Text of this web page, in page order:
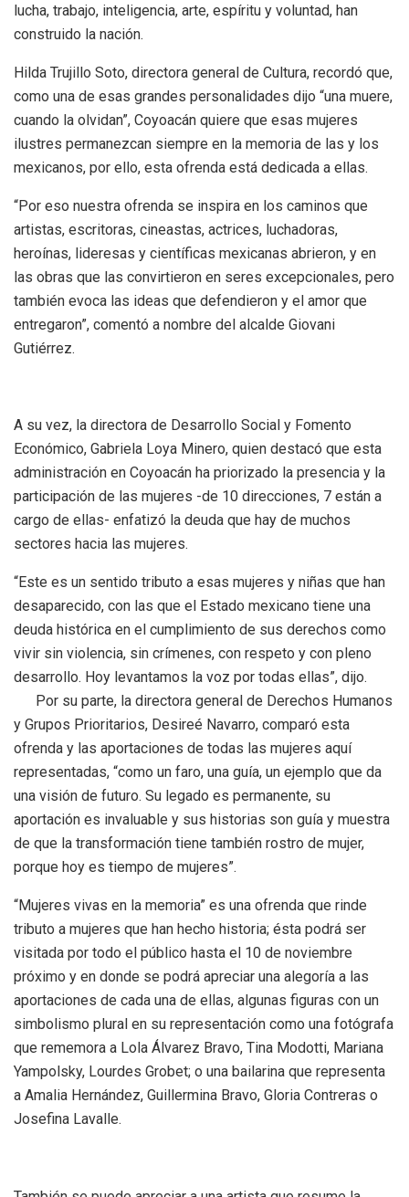
lucha, trabajo, inteligencia, arte, espíritu y voluntad, han
construido la nación.
Hilda Trujillo Soto, directora general de Cultura, recordó que,
como una de esas grandes personalidades dijo “una muere,
cuando la olvidan”, Coyoacán quiere que esas mujeres
ilustres permanezcan siempre en la memoria de las y los
mexicanos, por ello, esta ofrenda está dedicada a ellas.
“Por eso nuestra ofrenda se inspira en los caminos que
artistas, escritoras, cineastas, actrices, luchadoras,
heroínas, lideresas y científicas mexicanas abrieron, y en
las obras que las convirtieron en seres excepcionales, pero
también evoca las ideas que defendieron y el amor que
entregaron”, comentó a nombre del alcalde Giovani
Gutiérrez.
A su vez, la directora de Desarrollo Social y Fomento
Económico, Gabriela Loya Minero, quien destacó que esta
administración en Coyoacán ha priorizado la presencia y la
participación de las mujeres -de 10 direcciones, 7 están a
cargo de ellas- enfatizó la deuda que hay de muchos
sectores hacia las mujeres.
“Este es un sentido tributo a esas mujeres y niñas que han
desaparecido, con las que el Estado mexicano tiene una
deuda histórica en el cumplimiento de sus derechos como
vivir sin violencia, sin crímenes, con respeto y con pleno
desarrollo. Hoy levantamos la voz por todas ellas”, dijo.
Por su parte, la directora general de Derechos Humanos
y Grupos Prioritarios, Desireé Navarro, comparó esta
ofrenda y las aportaciones de todas las mujeres aquí
representadas, “como un faro, una guía, un ejemplo que da
una visión de futuro. Su legado es permanente, su
aportación es invaluable y sus historias son guía y muestra
de que la transformación tiene también rostro de mujer,
porque hoy es tiempo de mujeres”.
“Mujeres vivas en la memoria” es una ofrenda que rinde
tributo a mujeres que han hecho historia; ésta podrá ser
visitada por todo el público hasta el 10 de noviembre
próximo y en donde se podrá apreciar una alegoría a las
aportaciones de cada una de ellas, algunas figuras con un
simbolismo plural en su representación como una fotógrafa
que rememora a Lola Álvarez Bravo, Tina Modotti, Mariana
Yampolsky, Lourdes Grobet; o una bailarina que representa
a Amalia Hernández, Guillermina Bravo, Gloria Contreras o
Josefina Lavalle.